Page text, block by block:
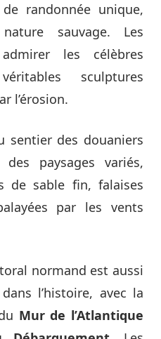
randonnée unique,
sauvage. Les
les célèbres
sculptures
l’érosion.
sentier des douaniers
paysages variés,
de sable fin, falaises
par les vents
normand est aussi
l’histoire, avec la
Mur de l’Atlantique